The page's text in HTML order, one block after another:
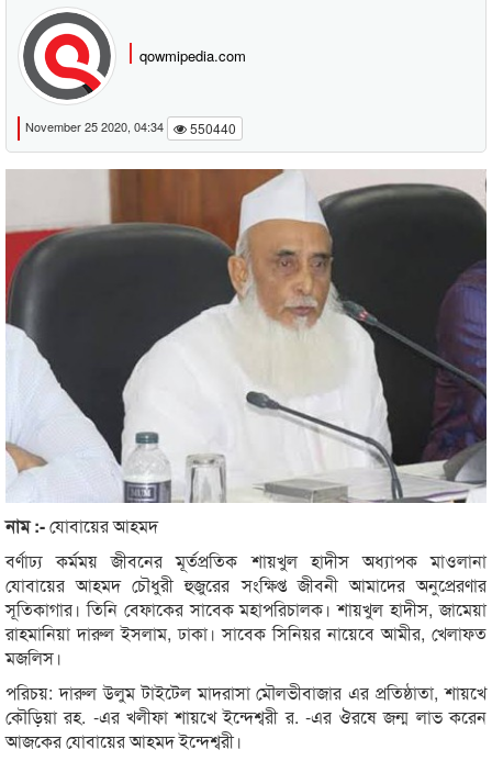
qowmipedia.com
November 25 2020, 04:34 550440
নাম :-যোবায়ের আহমদ
বর্ণাঢ্য কর্মময় জীবনের মূর্তপ্রতিক শায়খুল হাদীস অধ্যাপক মাওলানা
যোবায়ের আহমদ চৌধুরী হুজুরের সংক্ষিপ্ত জীবনী আমাদের অনুপ্রেরণার
সূতিকাগার। তিনি বেফাকের সাবেক মহাপরিচালক। শায়খুল হাদীস, জামেয়া
রাহমানিয়া দারুল ইসলাম, ঢাকা। সাবেক সিনিয়র নায়েবে আমীর, খেলাফত
মজলিস।
পরিচয়: দারুল উলুম টাইটেল মাদরাসা মৌলভীবাজার এর প্রতিষ্ঠাতা, শায়খে
কৌড়িয়া রহ. -এর খলীফা শায়খে ইন্দেশ্বরী র. -এর ঔরষে জন্ম লাভ করেন
আজকের যোবায়ের আহমদ ইন্দেশ্বরী।